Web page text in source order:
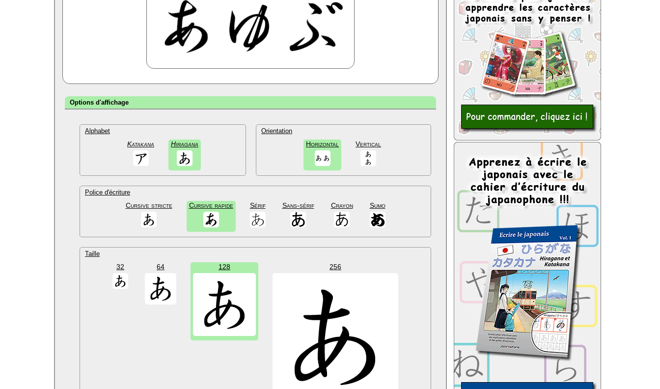
Options d'affichage
Alphabet
Katakana Hiragana
Orientation
Horizontal Vertical
Police d'écriture
Cursive stricte Cursive rapide Sérif Sans-sérif Crayon Sumo
Taille
32 64 128 256